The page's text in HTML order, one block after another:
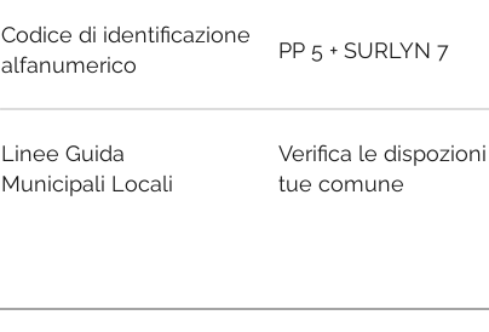
Codice di identificazione
alfanumerico
Linee Guida
Municipali Locali
PP 5 + SURLYN 7
Verifica le
tue comune